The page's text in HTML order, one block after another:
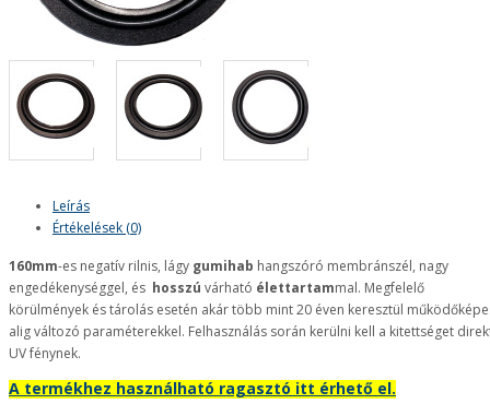
Leírás
Értékelések (0)
160mm-es negatív rilnis, lágy gumihab hangszóró membránszél, nagy
engedékenységgel, és hosszú várható élettartammal. Megfelelő
körülmények és tárolás esetén akár több mint 20 éven keresztül
alig változó paraméterekkel. Felhasználás során kerülni kell a kitettséget
UV fénynek.
A termékhez használható ragasztó itt érhető el.